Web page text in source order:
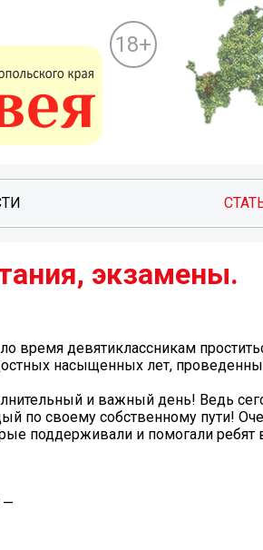
18+
экзамены.
девятиклассникам
насыщенных лет,
и важный день! Ведь
по своему собственному пути!
поддерживали и помогали
—